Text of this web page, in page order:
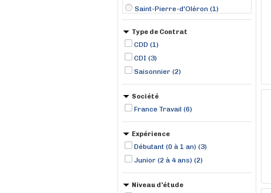
Saint-Pierre-d'Oléron (1)
Saujon (1)
Surgères (1)
Type de Contrat
CDD (1)
CDI (3)
Saisonnier (2)
Société
France Travail (6)
Expérience
Débutant (0 à 1 an) (3)
Junior (2 à 4 ans) (2)
Niveau d'étude